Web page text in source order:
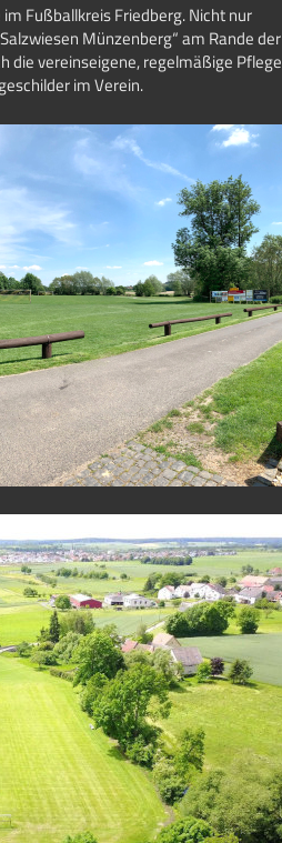
Fußballkreis Friedberg. Nicht nur
Münzenberg“ am Rande der
die vereinseigene, regelmäßige Pflege
im Verein.